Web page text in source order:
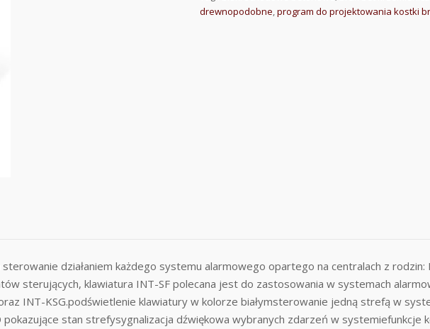
drewnopodobne,program do projektowania kostki
działaniem każdego systemu alarmowego opartego na centralach z rodzin:
sterujących, klawiatura INT-SF polecana jest do zastosowania w systemach
INT-KSG.podświetlenie klawiatury w kolorze białymsterowanie jedną strefą w
pokazujące stan strefysygnalizacja dźwiękowa wybranych zdarzeń w systemiefunkcje